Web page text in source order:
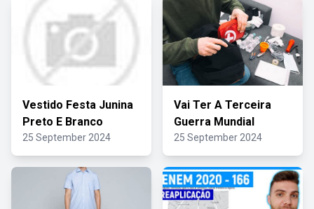
Vestido Festa Junina
Preto E Branco
25 September 2024
Vai Ter A Terceira
Guerra Mundial
25 September 2024